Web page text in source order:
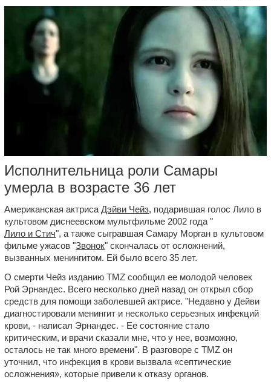
Исполнительница роли Самары
умерла в возрасте 36 лет
Американская актриса Дэйви Чейз, подарившая голос Лило в
культовом диснеевском мультфильме 2002 года "
Лило и Стич", а также сыгравшая Самару Морган в культовом
фильме ужасов "Звонок" скончалась от осложнений,
вызванных менингитом. Ей было всего 35 лет.
О смерти Чейз изданию TMZ сообщил ее молодой человек
Рой Эрнандес. Всего несколько дней назад он открыл сбор
средств для помощи заболевшей актрисе. "Недавно у Дейви
диагностировали менингит и несколько серьезных инфекций
крови, - написал Эрнандес. - Ее состояние стало
критическим, и врачи сказали мне, что у нее, возможно,
осталось не так много времени". В разговоре с TMZ он
уточнил, что инфекция в крови вызвала «септические
осложнения», которые привели к отказу органов.